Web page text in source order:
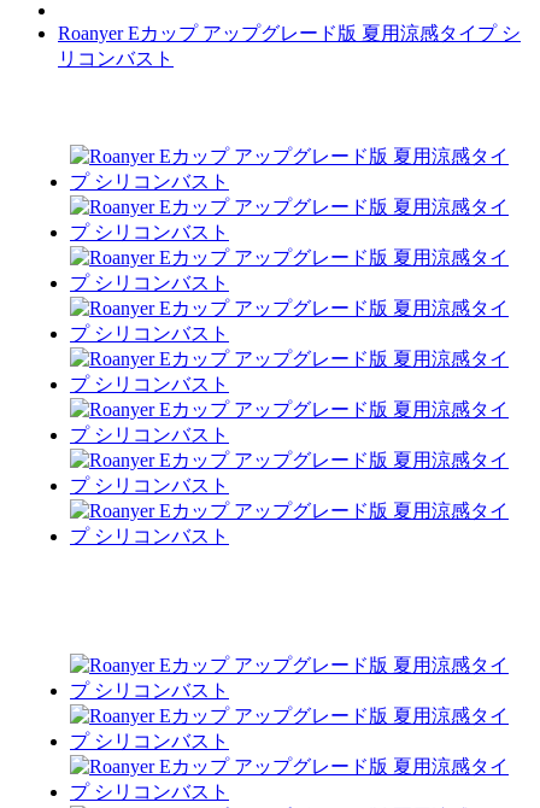
Roanyer Eカップ アップグレード版 夏用涼感タイプ シ
リコンバスト